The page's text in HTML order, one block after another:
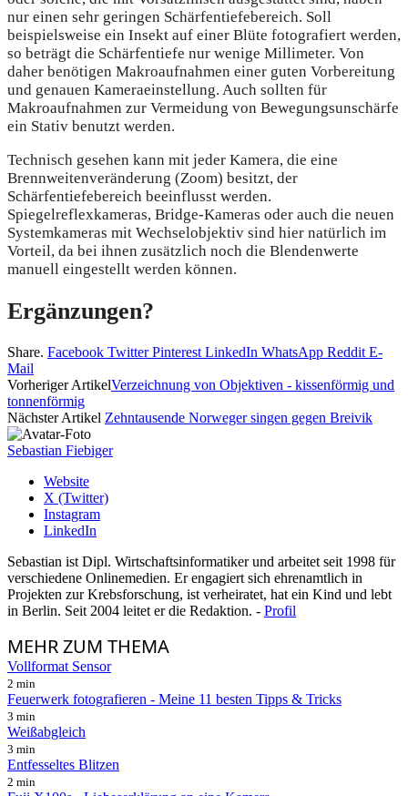
nur einen sehr geringen Schärfentiefebereich. Soll
beispielsweise ein Insekt auf einer Blüte fotografiert werden,
so beträgt die Schärfentiefe nur wenige Millimeter. Von
daher benötigen Makroaufnahmen einer guten Vorbereitung
und genauen Kameraeinstellung. Auch sollten für
Makroaufnahmen zur Vermeidung von Bewegungsunschärfe
ein Stativ benutzt werden.
Technisch gesehen kann mit jeder Kamera, die eine
Brennweitenveränderung (Zoom) besitzt, der
Schärfentiefebereich beeinflusst werden.
Spiegelreflexkameras, Bridge-Kameras oder auch die neuen
Systemkameras mit Wechselobjektiv sind hier natürlich im
Vorteil, da bei ihnen zusätzlich noch die Blendenwerte
manuell eingestellt werden können.
Ergänzungen?
Share. Facebook Twitter Pinterest LinkedIn WhatsApp Reddit E-
Mail
Vorheriger ArtikelVerzeichnung von Objektiven - kissenförmig und
tonnenförmig
Nächster Artikel Zehntausende Norweger singen gegen Breivik
Sebastian Fiebiger
Website
X (Twitter)
Instagram
LinkedIn
Sebastian ist Dipl. Wirtschaftsinformatiker und arbeitet seit 1998 für
verschiedene Onlinemedien. Er engagiert sich ehrenamtlich in
Projekten zur Krebsforschung, ist verheiratet, hat ein Kind und lebt
in Berlin. Seit 2004 leitet er die Redaktion. - Profil
MEHRZUM THEMA
Vollformat Sensor
2 min
Feuerwerk fotografieren - Meine 11 besten Tipps & Tricks
3 min
Weißabgleich
3 min
Entfesseltes Blitzen
2 min